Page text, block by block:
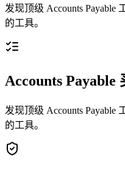
发现顶级 Accounts Payable
的工具。
Accounts Payable
发现顶级 Accounts Payable
的工具。